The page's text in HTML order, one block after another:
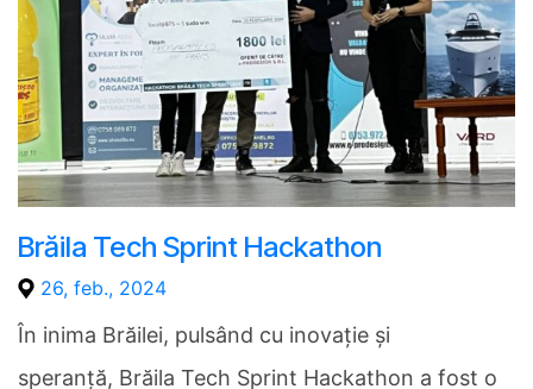
Brăila Tech Sprint Hackathon
26, feb., 2024
În inima Brăilei, pulsând cu inovație și
speranță, Brăila Tech Sprint Hackathon a fost o